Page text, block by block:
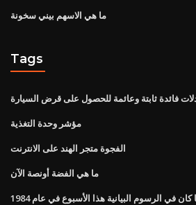
ما هي الاسهم بيني سخونة
Tags
فائدة ثابتة وعائمة للحصول على قرض السيارة
مؤشر وحدة التغذية
الفجوة متجر الهند على الانترنت
ما هي الفضة أونصة الآن
كان في الرسوم البيانية هذا الأسبوع في عام 1984